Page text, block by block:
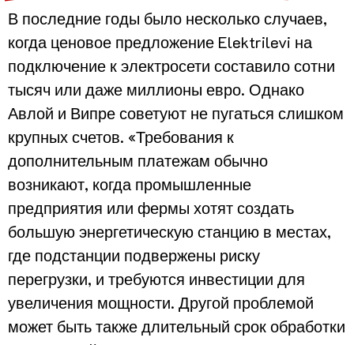
В последние годы было несколько случаев,
когда ценовое предложение Elektrilevi на
подключение к электросети составило сотни
тысяч или даже миллионы евро. Однако
Авлой и Випре советуют не пугаться слишком
крупных счетов. «Требования к
дополнительным платежам обычно
возникают, когда промышленные
предприятия или фермы хотят создать
большую энергетическую станцию в местах,
где подстанции подвержены риску
перегрузки, и требуются инвестиции для
увеличения мощности. Другой проблемой
может быть также длительный срок обработки